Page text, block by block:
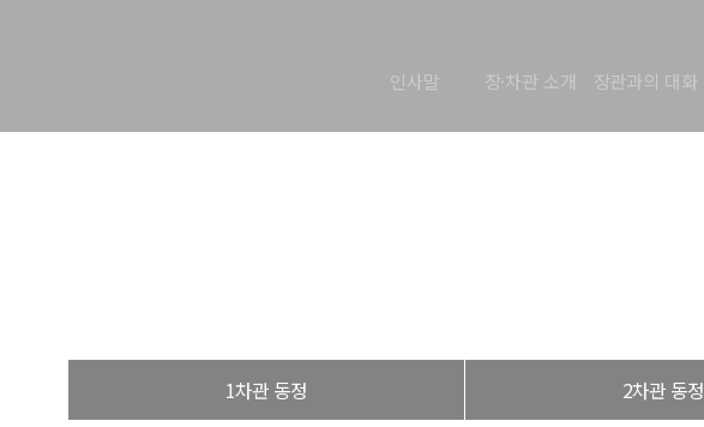
인사말 장·차관 소개 장관과의 대화
1차관 동정 2차관 동정